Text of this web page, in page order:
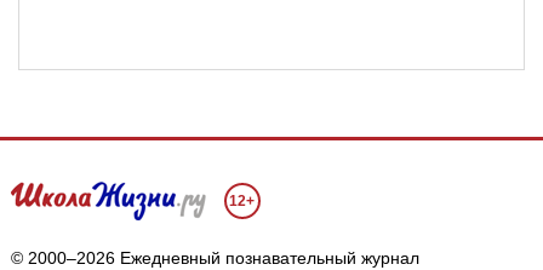
12+
© 2000–2026 Ежедневный познавательный журнал